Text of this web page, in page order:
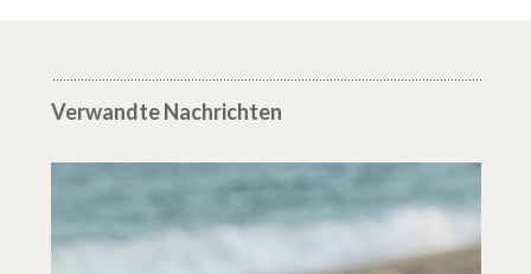
Verwandte Nachrichten